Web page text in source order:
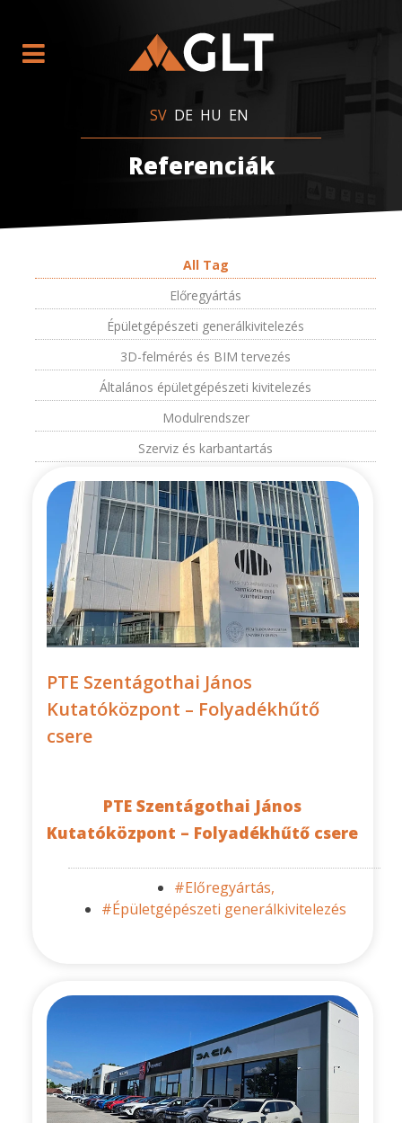
SV DE HU EN
Referenciák
All Tag
Előregyártás
Épületgépészeti generálkivitelezés
3D-felmérés és BIM tervezés
Általános épületgépészeti kivitelezés
Modulrendszer
Szerviz és karbantartás
PTE Szentágothai János
Kutatóközpont – Folyadékhűtő
csere
PTE Szentágothai János
Kutatóközpont – Folyadékhűtő csere
#Előregyártás,
#Épületgépészeti generálkivitelezés